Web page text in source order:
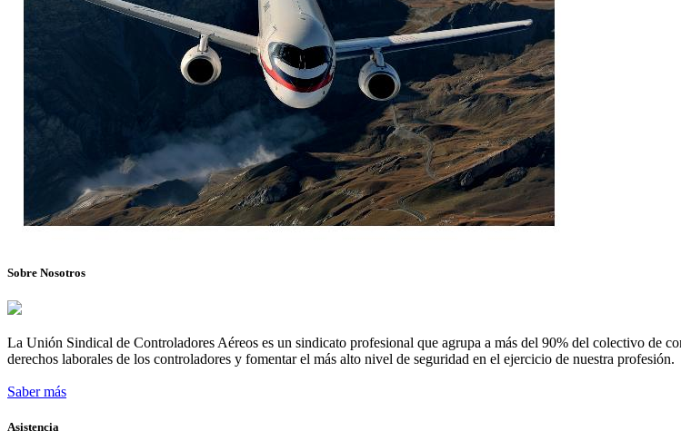
Sobre Nosotros
La Unión Sindical de Controladores Aéreos es un sindicato profesional que agrupa a más del 90% del colectivo de
derechos laborales de los controladores y fomentar el más alto nivel de seguridad en el ejercicio de nuestra profesión.
Saber más
Asistencia